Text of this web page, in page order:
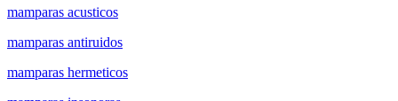
mamparas acusticos
mamparas antiruidos
mamparas hermeticos